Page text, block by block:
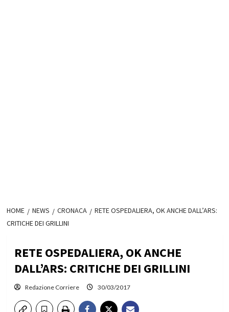
HOME NEWS CRONACA
RETE OSPEDALIERA, OK ANCHE DALL’ARS:
CRITICHE DEI GRILLINI
RETE OSPEDALIERA, OK ANCHE
DALL’ARS: CRITICHE DEI GRILLINI
Redazione Corriere 30/03/2017